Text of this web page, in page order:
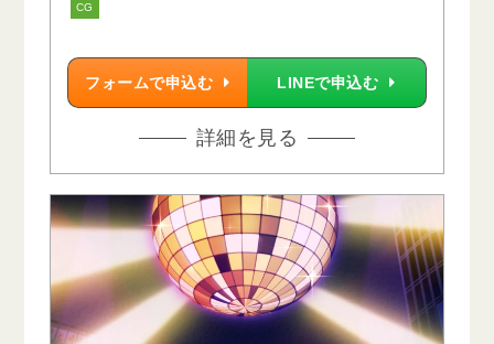
CG
フォームで申込む LINEで申込む
詳細を見る